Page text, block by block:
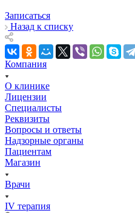
Записаться
Назад к списку
Компания
О клинике
Лицензии
Специалисты
Реквизиты
Вопросы и ответы
Надзорные органы
Пациентам
Магазин
Врачи
IV терапия